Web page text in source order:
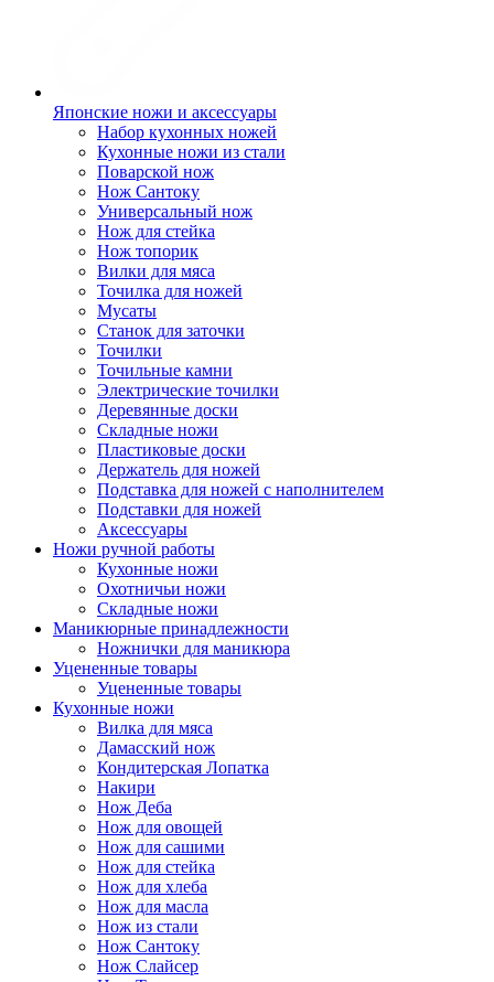
Японские ножи и аксессуары
Набор кухонных ножей
Кухонные ножи из стали
Поварской нож
Нож Сантоку
Универсальный нож
Нож для стейка
Нож топорик
Вилки для мяса
Точилка для ножей
Мусаты
Станок для заточки
Точилки
Точильные камни
Электрические точилки
Деревянные доски
Складные ножи
Пластиковые доски
Держатель для ножей
Подставка для ножей с наполнителем
Подставки для ножей
Аксессуары
Ножи ручной работы
Кухонные ножи
Охотничьи ножи
Складные ножи
Маникюрные принадлежности
Ножнички для маникюра
Уцененные товары
Уцененные товары
Кухонные ножи
Вилка для мяса
Дамасский нож
Кондитерская Лопатка
Накири
Нож Деба
Нож для овощей
Нож для сашими
Нож для стейка
Нож для хлеба
Нож для масла
Нож из стали
Нож Сантоку
Нож Слайсер